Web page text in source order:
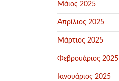
Μάιος 2025
Απρίλιος 2025
Μάρτιος 2025
Φεβρουάριος 2025
Ιανουάριος 2025